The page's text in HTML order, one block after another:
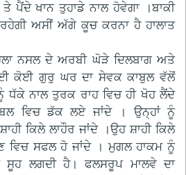
ਪੈਂਦੇ ਖਾਨ ਤੁਹਾਡੇ ਨਾਲ ਹੋਵੇਗਾ ।ਬਾਕੀ
ਰਹੇਗੀ ਅਸੀਂ ਅੱਗੇ ਕੂਚ ਕਰਨਾ ਹੈ ਹਾਲਾਤ
ਨਸਲ ਦੇ ਅਰਬੀ ਘੋੜੇ ਦਿਲਬਾਗ ਅਤੇ
ਕੋਈ ਗੁਰੁ ਘਰ ਦਾ ਸੇਵਕ ਕਾਬੁਲ ਵੱਲੋਂ
ਧੱਕੇ ਨਾਲ ਤੁਰਕ ਰਾਹ ਵਿਚ ਹੀ ਖੋਹ ਲੈਂਦੇ
ਵਿਚ ਡੱਕ ਲਏ ਜਾਂਦੇ । ਉਨ੍ਹਾਂ ਨੂੰ
ਕਿਲੇ ਲਾਹੌਰ ਜਾਂਦੇ ।ਉਹ ਸ਼ਾਹੀ ਕਿਲੇ
ਸਫਲ ਹੋ ਜਾਂਦੇ । ਮੁਗਲ ਹਾਕਮ ਨੂੰ
ਲਗਦੀ ਹੈ। ਫਲਸਰੂਪ ਮਾਲਵੇ ਦਾ